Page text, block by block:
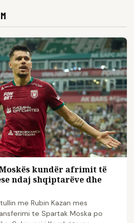
kundër afrimit të
ndaj shqiptarëve dhe
me Rubin Kazan mes
te Spartak Moska po